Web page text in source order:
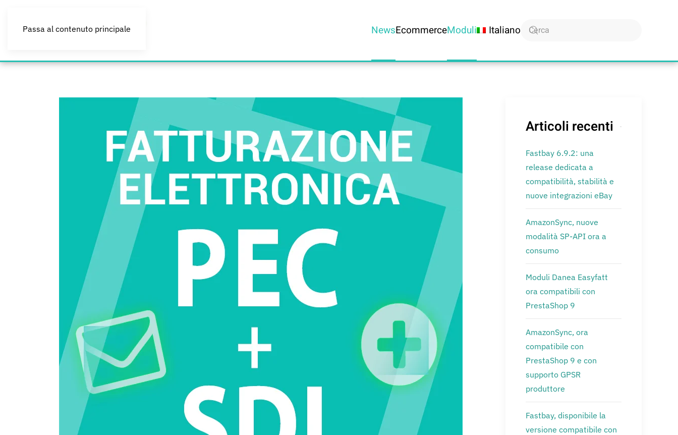
Passa al contenuto principale NewsEcommerceModuli Italiano
Articoli recenti
Fastbay 6.9.2: una
release dedicata a
compatibilità, stabilità e
nuove integrazioni eBay
AmazonSync, nuove
modalità SP-API ora a
consumo
Moduli Danea Easyfatt
ora compatibili con
PrestaShop 9
AmazonSync, ora
compatibile con
PrestaShop 9 e con
supporto GPSR
produttore
Fastbay, disponibile la
versione compatibile con